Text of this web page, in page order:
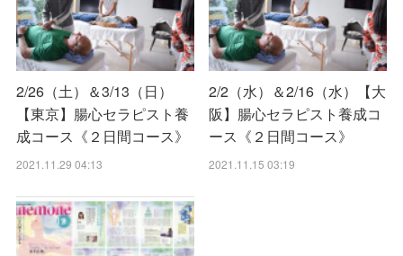
2/26（土）＆3/13（日）
【東京】腸心セラピスト養
成コース《２日間コース》
2021.11.29 04:13
2/2（水）＆2/16（水）【大
阪】腸心セラピスト養成コ
ース《２日間コース》
2021.11.15 03:19